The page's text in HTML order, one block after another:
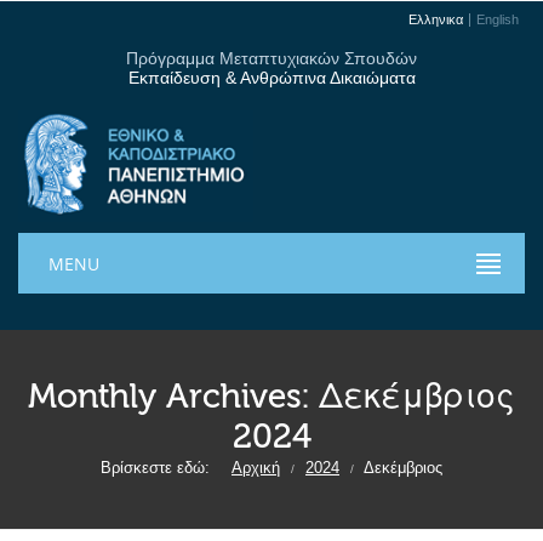
Ελληνικα English
Πρόγραμμα Μεταπτυχιακών Σπουδών
Εκπαίδευση & Ανθρώπινα Δικαιώματα
MENU
Monthly Archives: Δεκέμβριος
2024
Βρίσκεστε εδώ: Αρχική / 2024 / Δεκέμβριος